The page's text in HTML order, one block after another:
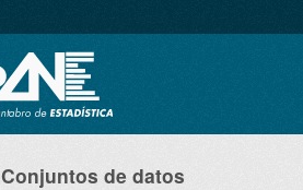
Conjuntos de datos